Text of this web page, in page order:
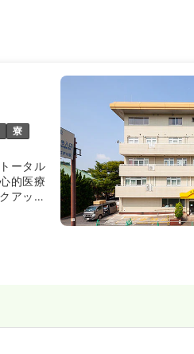
寮
ータル
的医療
アップ